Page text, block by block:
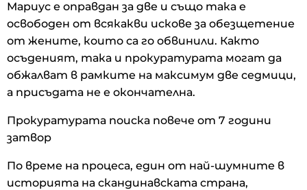
Мариус е оправдан за две и също така е
освободен от всякакви искове за обезщетение
от жените, които са го обвинили. Както
осъденият, така и прокуратурата могат да
обжалват в рамките на максимум две седмици,
а присъдата не е окончателна.
Прокуратурата поиска повече от 7 години
затвор
По време на процеса, един от най-шумните в
историята на скандинавската страна,